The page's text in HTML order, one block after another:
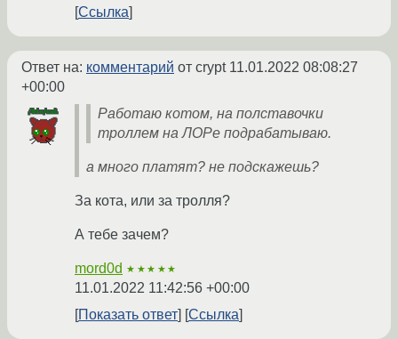
Ссылка
Ответ на: комментарий от crypt 11.01.2022 08:08:27
+00:00
Работаю котом, на полставочки
троллем на ЛОРе подрабатываю.
а много платят? не подскажешь?
За кота, или за тролля?
А тебе зачем?
mord0d ★★★★★
11.01.2022 11:42:56 +00:00
Показать ответ
Ссылка